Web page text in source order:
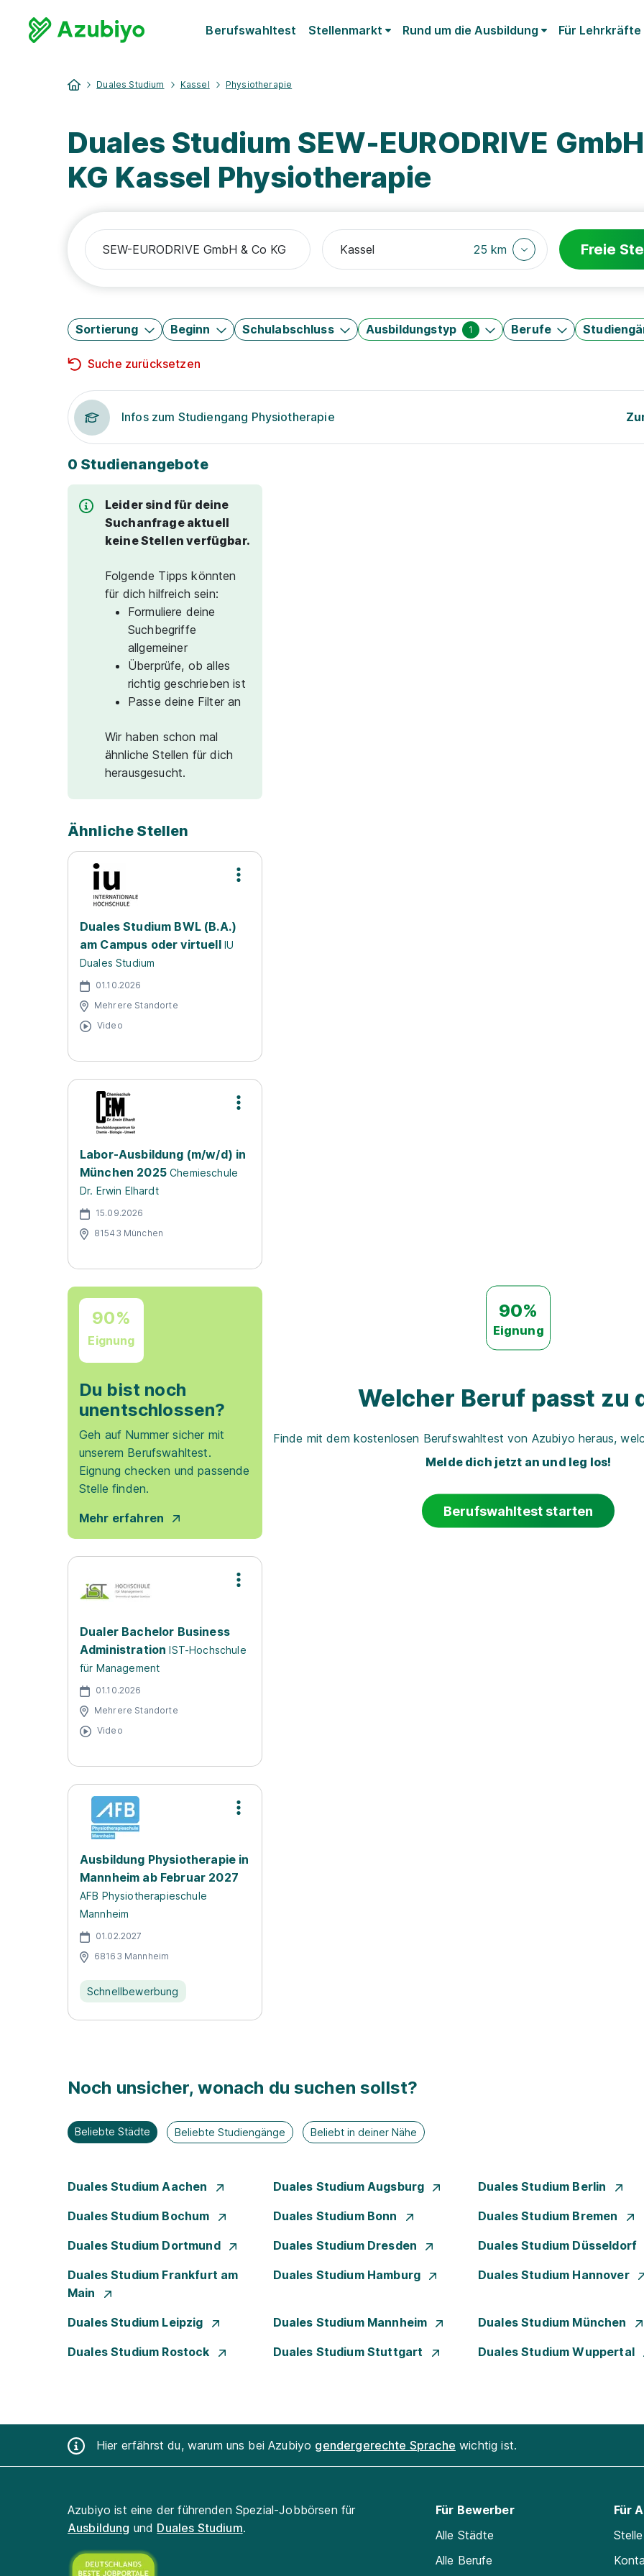
Berufswahltest Stellenmarkt Rund um die Ausbildung Für Lehrkräfte
Duales Studium Kassel Physiotherapie
Duales Studium SEW-EURODRIVE
KG Kassel Physiotherapie
25 km Freie
Sortierung Beginn Schulabschluss Ausbildungstyp 1 Berufe
Suche zurücksetzen
Infos zum Studiengang Physiotherapie
0 Studienangebote
Leider sind für deine
Suchanfrage aktuell
keine Stellen verfügbar.
Folgende Tipps könnten
für dich hilfreich sein:
Formuliere deine
Suchbegriffe
allgemeiner
Überprüfe, ob alles
richtig geschrieben ist
Passe deine Filter an
Wir haben schon mal
ähnliche Stellen für dich
herausgesucht.
Ähnliche Stellen
Duales Studium BWL (B.A.)
am Campus oder virtuell IU
Duales Studium
01.10.2026
Mehrere Standorte
Video
Labor-Ausbildung (m/w/d) in
München 2025 Chemieschule
Dr. Erwin Elhardt
15.09.2026
81543 München
90%
Eignung
Du bist noch
unentschlossen?
Geh auf Nummer sicher mit
unserem Berufswahltest.
Eignung checken und passende
Stelle finden.
Mehr erfahren
Dualer Bachelor Business
Administration IST-Hochschule
für Management
01.10.2026
Mehrere Standorte
Video
Ausbildung Physiotherapie in
Mannheim ab Februar 2027
AFB Physiotherapieschule
Mannheim
01.02.2027
68163 Mannheim
Schnellbewerbung
90%
Eignung
Welcher Beruf passt zu
Finde mit dem kostenlosen Berufswahltest von Azubiyo heraus,
Melde dich jetzt an und leg los!
Berufswahltest starten
Noch unsicher, wonach du suchen sollst?
Beliebte Städte Beliebte Studiengänge Beliebt in deiner Nähe
Duales Studium Aachen Duales Studium Augsburg Duales Studium Berlin
Duales Studium Bochum Duales Studium Bonn Duales Studium Bremen
Duales Studium Dortmund Duales Studium Dresden Duales Studium Düsseldorf
Duales Studium Frankfurt am
Main
Duales Studium Hamburg Duales Studium Hannover
Duales Studium Leipzig Duales Studium Mannheim Duales Studium München
Duales Studium Rostock Duales Studium Stuttgart Duales Studium Wuppertal
Hier erfährst du, warum uns bei Azubiyo gendergerechte Sprache wichtig ist.
Azubiyo ist eine der führenden Spezial-Jobbörsen für
Ausbildung und Duales Studium.
Für Bewerber
Alle Städte
Alle Berufe
Für